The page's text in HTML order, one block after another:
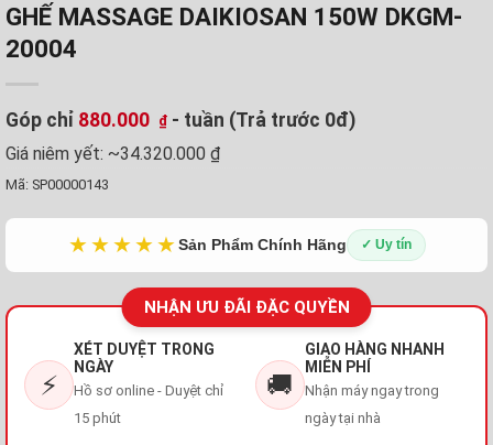
GHẾ MASSAGE DAIKIOSAN 150W DKGM-
20004
Góp chỉ 880.000 ₫ - tuần (Trả trước 0đ)
Giá niêm yết: ~34.320.000 ₫
Mã: SP00000143
★★★★★Sản Phẩm Chính Hãng ✓ Uy tín
NHẬN ƯU ĐÃI ĐẶC QUYỀN
⚡
XÉT DUYỆT TRONG
NGÀY
Hồ sơ online - Duyệt chỉ
15 phút
🚚
GIAO HÀNG NHANH
MIỄN PHÍ
Nhận máy ngay trong
ngày tại nhà